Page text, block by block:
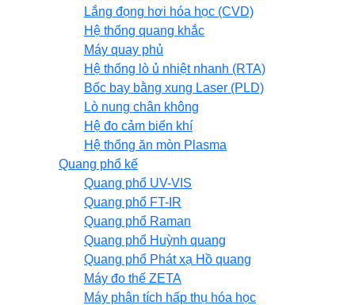
Lắng đọng hơi hóa học (CVD)
Hệ thống quang khắc
Máy quay phủ
Hệ thống lò ủ nhiệt nhanh (RTA)
Bốc bay bằng xung Laser (PLD)
Lò nung chân không
Hệ đo cảm biến khí
Hệ thống ăn mòn Plasma
Quang phổ kế
Quang phổ UV-VIS
Quang phổ FT-IR
Quang phổ Raman
Quang phổ Huỳnh quang
Quang phổ Phát xạ Hồ quang
Máy đo thế ZETA
Máy phân tích hấp thụ hóa học